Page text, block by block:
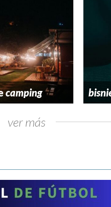
camping
ver más